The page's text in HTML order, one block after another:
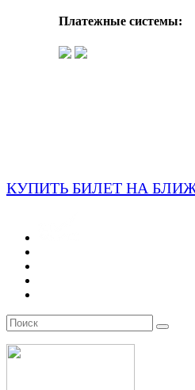
Платежные системы:
КУПИТЬ БИЛЕТ НА